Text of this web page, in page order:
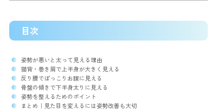
目次
姿勢が悪いと太って見える理由
猫背・巻き肩で上半身が大きく見える
反り腰でぽっこりお腹に見える
骨盤の傾きで下半身太りに見える
姿勢を整えるためのポイント
まとめ｜見た目を変えるには姿勢改善も大切